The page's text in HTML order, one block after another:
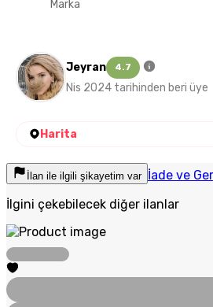
Marka
Jeyran 4.7
Nis 2024 tarihinden beri üye
Harita
İlan ile ilgili şikayetim var İade ve
İlgini çekebilecek diğer ilanlar